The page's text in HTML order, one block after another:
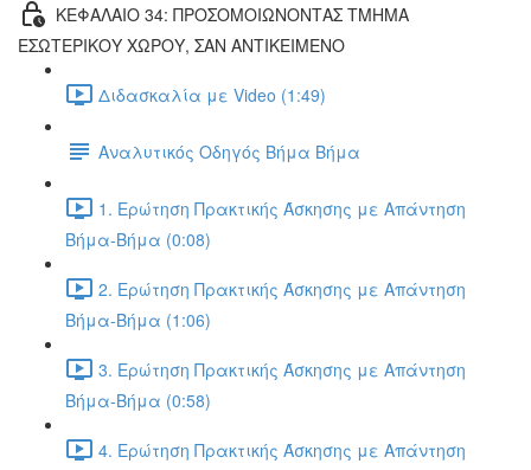
ΚΕΦΑΛΑΙΟ 34: ΠΡΟΣΟΜΟΙΩΝΟΝΤΑΣ ΤΜΗΜΑ
ΕΣΩΤΕΡΙΚΟΥ ΧΩΡΟΥ, ΣΑΝ ΑΝΤΙΚΕΙΜΕΝΟ
Διδασκαλία με Video (1:49)
Αναλυτικός Οδηγός Βήμα Βήμα
1. Ερώτηση Πρακτικής Άσκησης με Απάντηση
Βήμα-Βήμα (0:08)
2. Ερώτηση Πρακτικής Άσκησης με Απάντηση
Βήμα-Βήμα (1:06)
3. Ερώτηση Πρακτικής Άσκησης με Απάντηση
Βήμα-Βήμα (0:58)
4. Ερώτηση Πρακτικής Άσκησης με Απάντηση